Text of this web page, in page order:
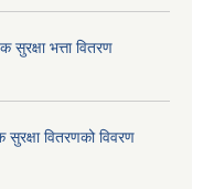
भत्ता वितरण
वितरणको विवरण